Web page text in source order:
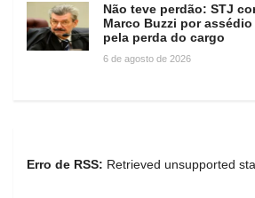
Não teve perdão: STJ
Marco Buzzi por
pela perda do cargo
6 de agosto de 2026
Erro de RSS: Retrieved unsupported